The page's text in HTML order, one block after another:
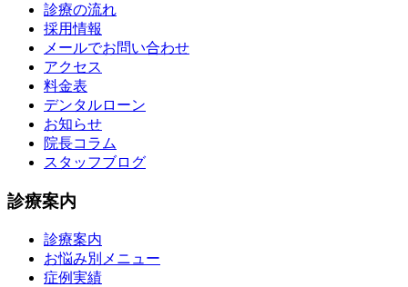
診療の流れ
採用情報
メールでお問い合わせ
アクセス
料金表
デンタルローン
お知らせ
院長コラム
スタッフブログ
診療案内
診療案内
お悩み別メニュー
症例実績